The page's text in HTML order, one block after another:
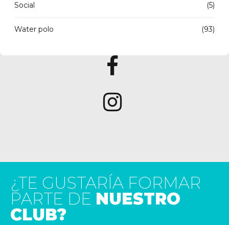
Social (5)
Water polo (93)
¿TE GUSTARÍA FORMAR
PARTE DE NUESTRO
CLUB?